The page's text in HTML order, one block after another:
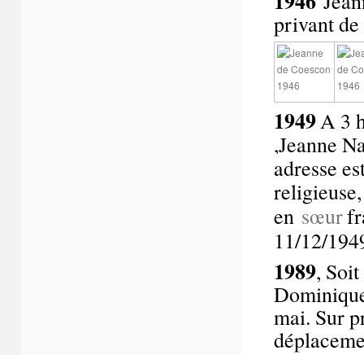
privant
1949A 3
,Jeanne
adresse
en sœur
11/12/
1989,
mai. Sur